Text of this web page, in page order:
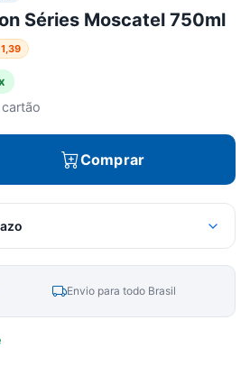
Séries Moscatel 750ml
1,39
Comprar
Envio para todo Brasil